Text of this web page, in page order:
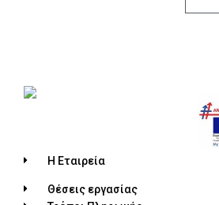
Η Εταιρεία
Θέσεις εργασίας